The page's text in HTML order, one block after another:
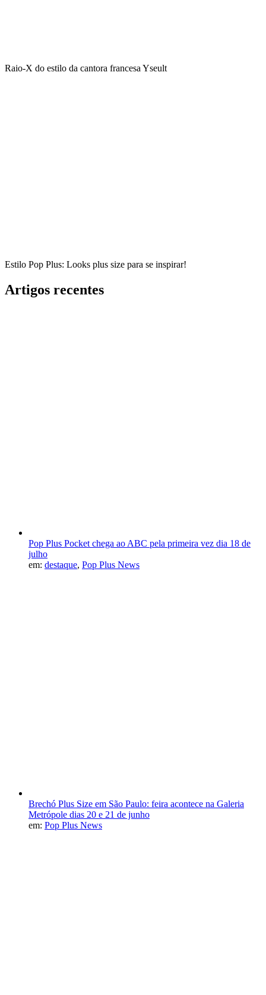
Raio-X do estilo da cantora francesa Yseult
Estilo Pop Plus: Looks plus size para se inspirar!
Artigos recentes
Pop Plus Pocket chega ao ABC pela primeira vez dia 18 de
julho
em: destaque, Pop Plus News
Brechó Plus Size em São Paulo: feira acontece na Galeria
Metrópole dias 20 e 21 de junho
em: Pop Plus News